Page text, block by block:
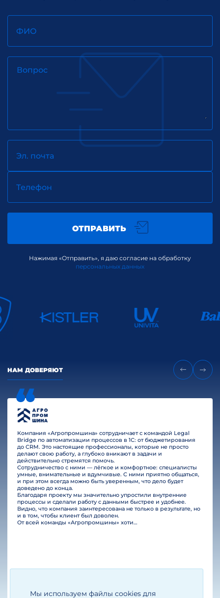
Мы используем файлы cookies для
ФИО
Вопрос
Эл. почта
Телефон
ОТПРАВИТЬ
Нажимая «Отправить», я даю согласие на обработку
персональных данных
НАМ ДОВЕРЯЮТ
Компания «Агропромшина» сотрудничает с командой Legal
Bridge по автоматизации процессов в 1С: от бюджетирования
до CRM. Это настоящие профессионалы, которые не просто
делают свою работу, а глубоко вникают в задачи и
действительно стремятся помочь.
Сотрудничество с ними — лёгкое и комфортное: специалисты
умные, внимательные и вдумчивые. С ними приятно общаться,
и при этом всегда можно быть уверенным, что дело будет
доведено до конца.
Благодаря проекту мы значительно упростили внутренние
процессы и сделали работу с данными быстрее и удобнее.
Видно, что компания заинтересована не только в результате, но
и в том, чтобы клиент был доволен.
От всей команды «Агропромшины» хотим поблагодарить специалистов Legal Bridge за отличную работу и человеческое отношение.…
Егизарян И.А.